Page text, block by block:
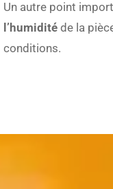
Un autre point
l’humidité de la
conditions.